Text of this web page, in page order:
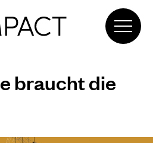
braucht die